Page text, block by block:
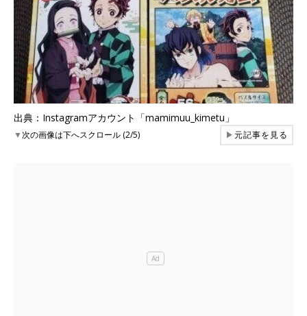
出典：Instagramアカウント「mamimuu_kimetu」
▼次の画像は下へスクロール (2/5) ▶元記事を見る